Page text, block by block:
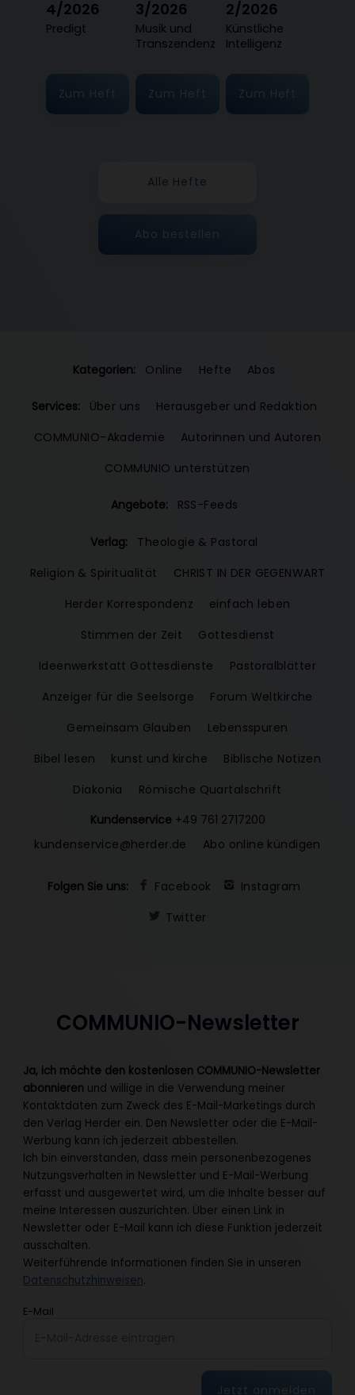
4/2026
:
Predigt
Zum Heft
3/2026
:
Musik und
Transzendenz
Zum Heft
2/2026
:
Künstliche
Intelligenz
Zum Heft
Alle Hefte
Abo bestellen
Kategorien: Online Hefte Abos
Services: Über uns
Herausgeber und Redaktion
COMMUNIO-Akademie
Autorinnen und Autoren
COMMUNIO unterstützen
Angebote: RSS-Feeds
Verlag:
Theologie & Pastoral
Religion & Spiritualität
CHRIST IN DER GEGENWART
Herder Korrespondenz
einfach leben
Stimmen der Zeit
Gottesdienst
Ideenwerkstatt Gottesdienste
Pastoralblätter
Anzeiger für die Seelsorge
Forum Weltkirche
Gemeinsam Glauben
Lebensspuren
Bibel lesen
kunst und kirche
Biblische Notizen
Diakonia
Römische Quartalschrift
Kundenservice +49 761 2717200
kundenservice@herder.de
Abo online kündigen
Folgen Sie uns: Facebook
Instagram
Twitter
COMMUNIO-Newsletter
Ja, ich möchte den kostenlosen COMMUNIO-Newsletter
abonnieren und willige in die Verwendung meiner
Kontaktdaten zum Zweck des E-Mail-Marketings durch
den Verlag Herder ein. Den Newsletter oder die E-Mail-
Werbung kann ich jederzeit abbestellen.
Ich bin einverstanden, dass mein personenbezogenes
Nutzungsverhalten in Newsletter und E-Mail-Werbung
erfasst und ausgewertet wird, um die Inhalte besser auf
meine Interessen auszurichten. Über einen Link in
Newsletter oder E-Mail kann ich diese Funktion jederzeit
ausschalten.
Weiterführende Informationen finden Sie in unseren
Datenschutzhinweisen.
E-Mail
Jetzt anmelden